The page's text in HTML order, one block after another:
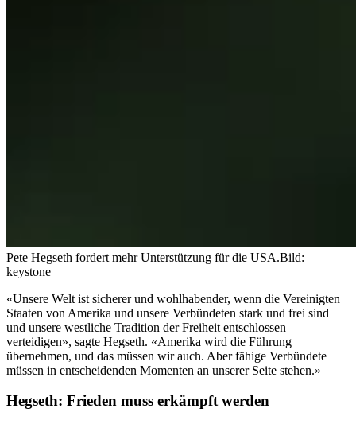
Pete Hegseth fordert mehr Unterstützung für die USA.Bild:
keystone
«Unsere Welt ist sicherer und wohlhabender, wenn die Vereinigten
Staaten von Amerika und unsere Verbündeten stark und frei sind
und unsere westliche Tradition der Freiheit entschlossen
verteidigen», sagte Hegseth. «Amerika wird die Führung
übernehmen, und das müssen wir auch. Aber fähige Verbündete
müssen in entscheidenden Momenten an unserer Seite stehen.»
Hegseth: Frieden muss erkämpft werden